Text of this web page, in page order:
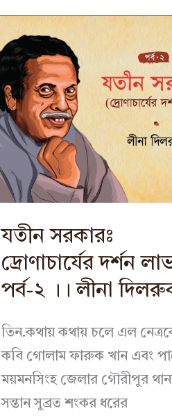
যতীন সরকারঃ
দ্রোণাচার্যের দর্শন
পর্ব-২ ।। লীনা
তিন.কথায় কথায় চলে এল
কবি গোলাম ফারুক খান এবং
ময়মনসিংহ জেলার গৌরীপুর
সন্তান সুব্রত শংকর ধরের